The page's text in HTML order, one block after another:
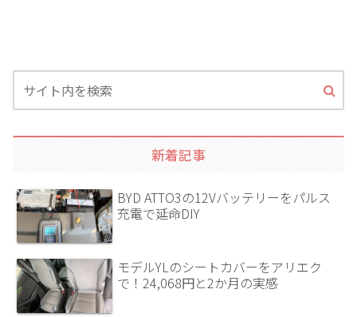
新着記事
BYD ATTO3の12Vバッテリーをパルス
充電で延命DIY
モデルYLのシートカバーをアリエク
で！24,068円と2か月の実感